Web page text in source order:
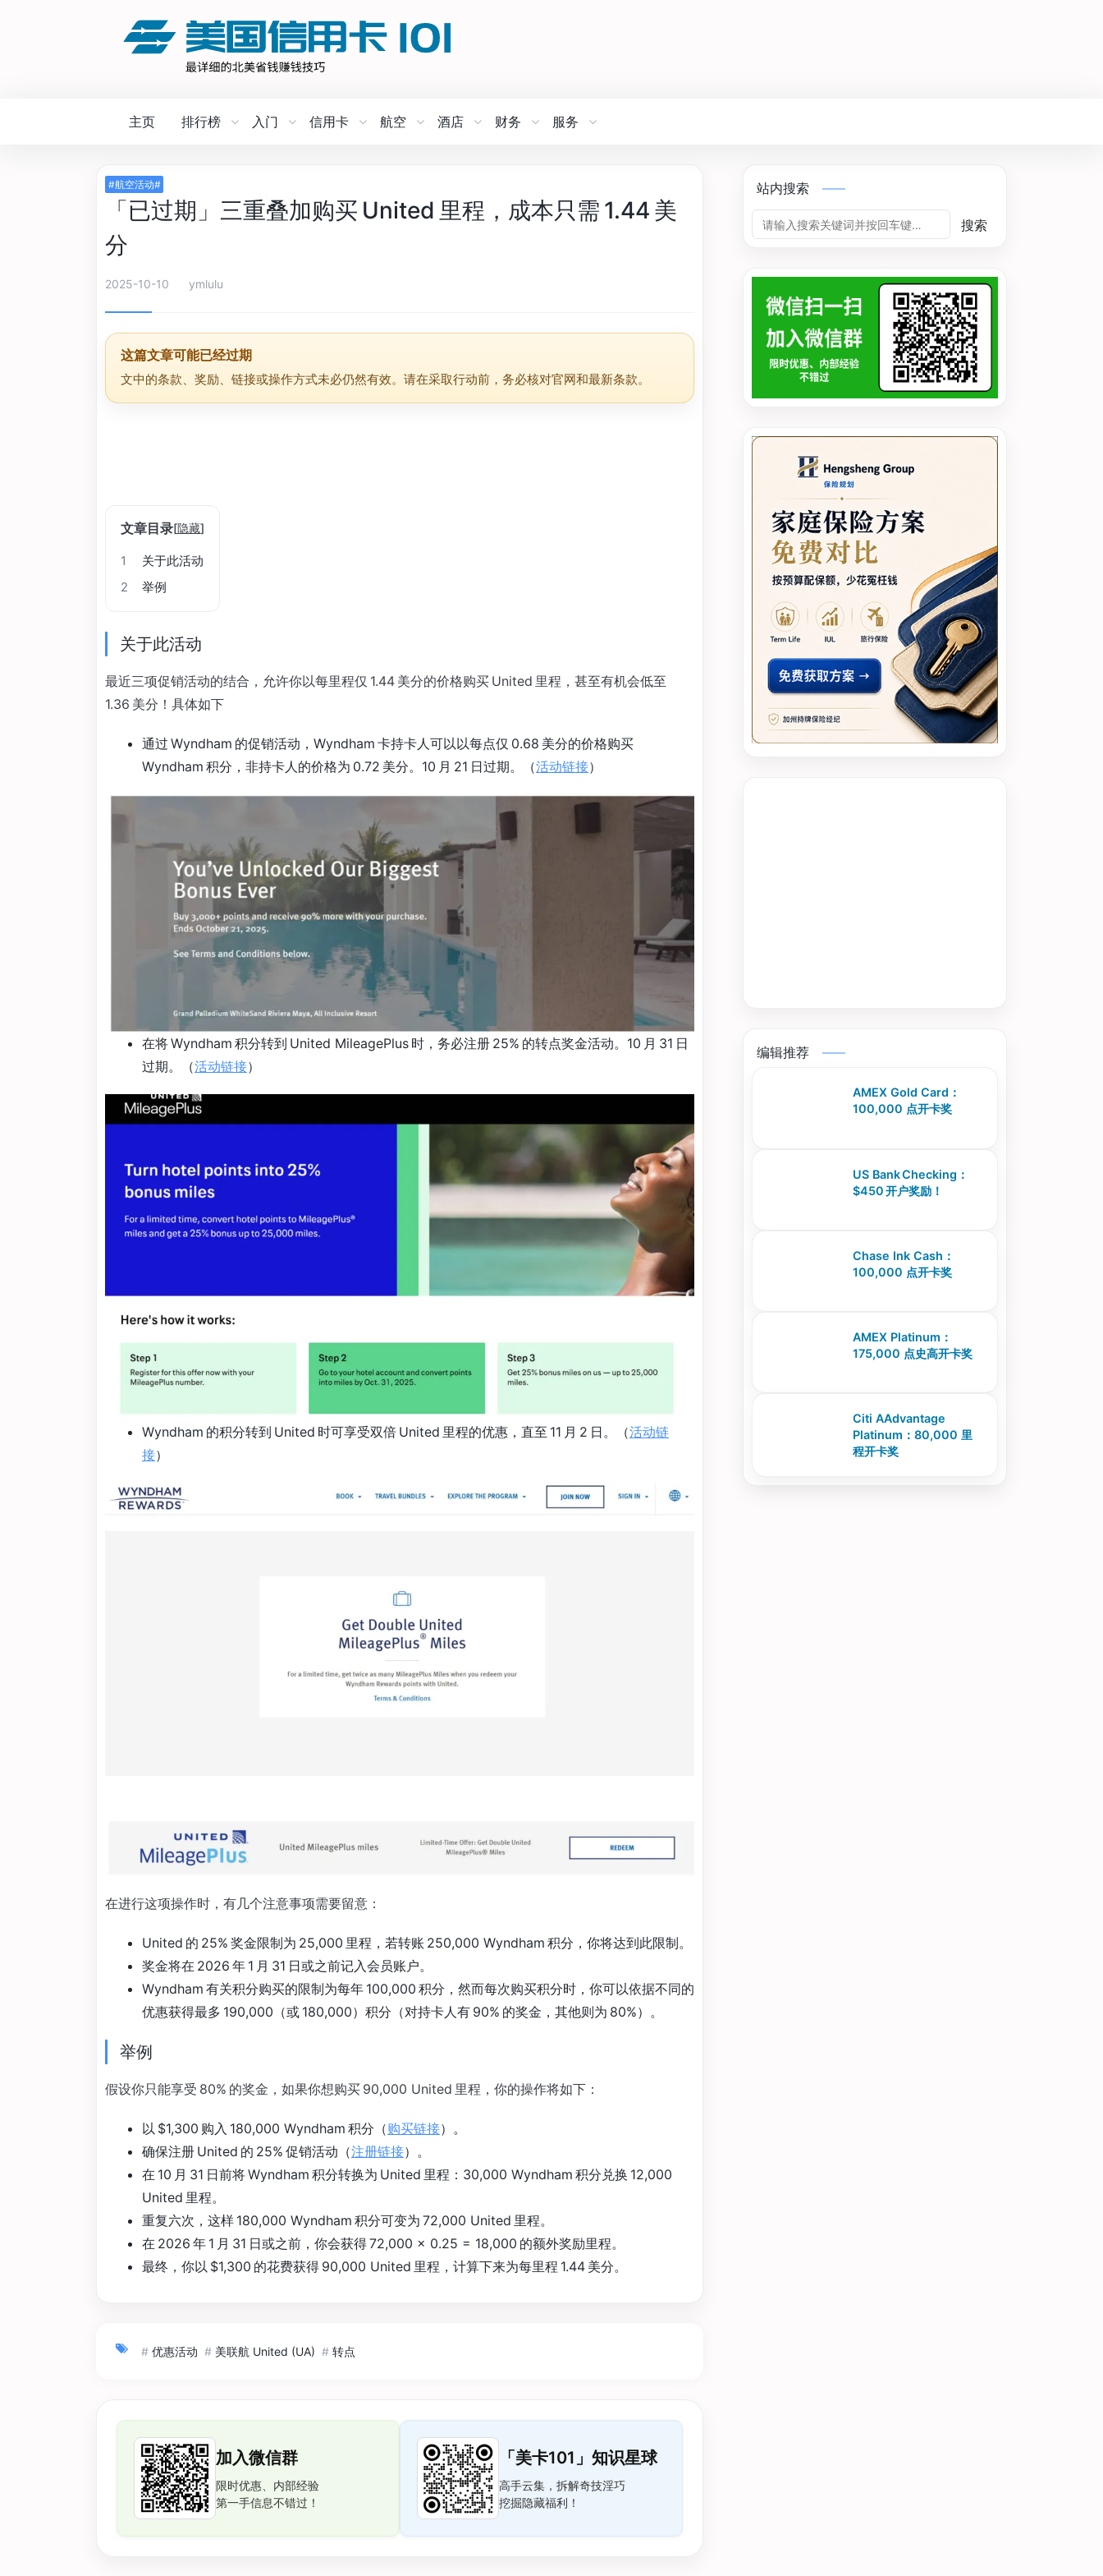
主页 排行榜 入门 信用卡 航空 酒店 财务 服务
#航空活动#
「已过期」三重叠加购买 United 里程，成本只需 1.44 美
分
2025-10-10 ymlulu
这篇文章可能已经过期
文中的条款、奖励、链接或操作方式未必仍然有效。请在采取行动前，务必核对官网和最新条款。
文章目录[隐藏]
1
关于此活动
2
举例
关于此活动
最近三项促销活动的结合，允许你以每里程仅 1.44 美分的价格购买 United 里程，甚至有机会低至
1.36 美分！具体如下
通过 Wyndham 的促销活动，Wyndham 卡持卡人可以以每点仅 0.68 美分的价格购买
Wyndham 积分，非持卡人的价格为 0.72 美分。10 月 21 日过期。（活动链接）
在将 Wyndham 积分转到 United MileagePlus 时，务必注册 25% 的转点奖金活动。10 月 31 日
过期。（活动链接）
Wyndham 的积分转到 United 时可享受双倍 United 里程的优惠，直至 11 月 2 日。（活动链
接）
在进行这项操作时，有几个注意事项需要留意：
United 的 25% 奖金限制为 25,000 里程，若转账 250,000 Wyndham 积分，你将达到此限制。
奖金将在 2026 年 1 月 31 日或之前记入会员账户。
Wyndham 有关积分购买的限制为每年 100,000 积分，然而每次购买积分时，你可以依据不同的
优惠获得最多 190,000（或 180,000）积分（对持卡人有 90% 的奖金，其他则为 80%）。
举例
假设你只能享受 80% 的奖金，如果你想购买 90,000 United 里程，你的操作将如下：
以 $1,300 购入 180,000 Wyndham 积分（购买链接）。
确保注册 United 的 25% 促销活动（注册链接）。
在 10 月 31 日前将 Wyndham 积分转换为 United 里程：30,000 Wyndham 积分兑换 12,000
United 里程。
重复六次，这样 180,000 Wyndham 积分可变为 72,000 United 里程。
在 2026 年 1 月 31 日或之前，你会获得 72,000 × 0.25 = 18,000 的额外奖励里程。
最终，你以 $1,300 的花费获得 90,000 United 里程，计算下来为每里程 1.44 美分。
# 优惠活动 # 美联航 United (UA) # 转点
加入微信群
限时优惠、内部经验
第一手信息不错过！
「美卡101」知识星球
高手云集，拆解奇技淫巧
挖掘隐藏福利！
站内搜索
搜索
编辑推荐
AMEX Gold Card：
100,000 点开卡奖
US Bank Checking：
$450 开户奖励！
Chase Ink Cash：
100,000 点开卡奖
AMEX Platinum：
175,000 点史高开卡奖
Citi AAdvantage
Platinum：80,000 里
程开卡奖